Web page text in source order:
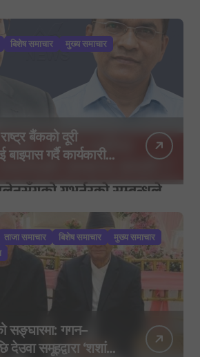
बिशेष समाचार मुख्य समाचार
बैंकको दूरी
गर्दै कार्यकारी
ताजा समाचार बिशेष समाचार
मुख्य समाचार
सङ्घारमा: गगन–
देउवा समूहद्वारा ‘शशांक